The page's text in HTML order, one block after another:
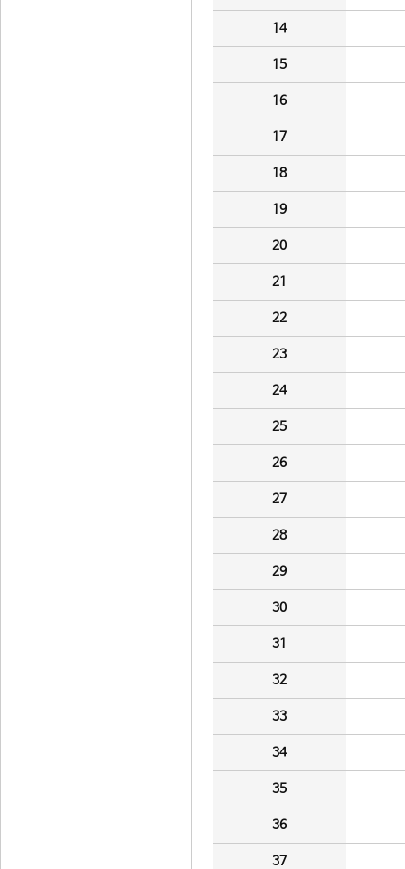
14
15
16
17
18
19
20
21
22
23
24
25
26
27
28
29
30
31
32
33
34
35
36
37